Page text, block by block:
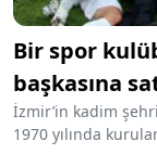
Bir spor
başkasına
İzmir’in kadim
1970 yılında